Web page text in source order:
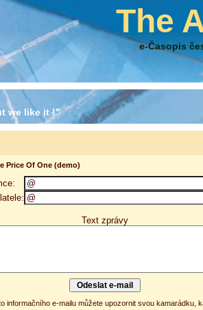
The
e-Časopis
we like it !"
Price Of One (demo)
Text zprávy
informačního e-mailu můžete upozornit svou kamarádku,